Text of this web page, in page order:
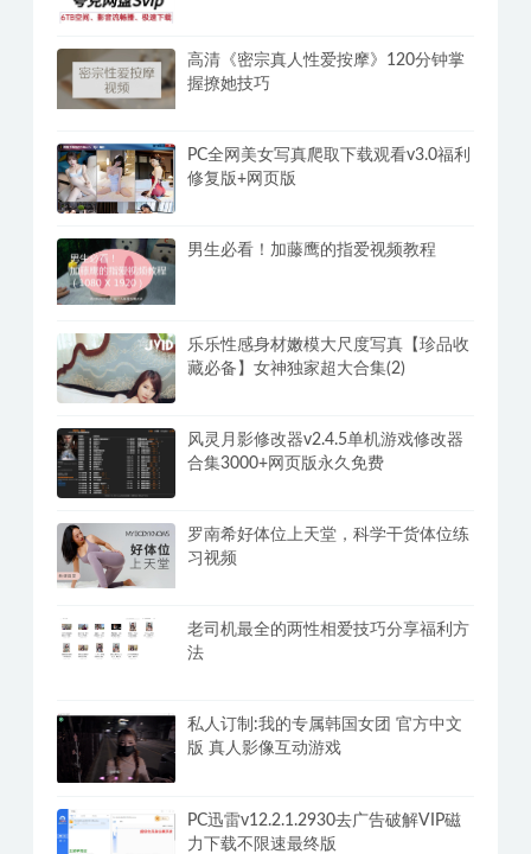
高清《密宗真人性爱按摩》120分钟掌
握撩她技巧
PC全网美女写真爬取下载观看v3.0福利
修复版+网页版
男生必看！加藤鹰的指爱视频教程
乐乐性感身材嫩模大尺度写真【珍品收
藏必备】女神独家超大合集(2)
风灵月影修改器v2.4.5单机游戏修改器
合集3000+网页版永久免费
罗南希好体位上天堂，科学干货体位练
习视频
老司机最全的两性相爱技巧分享福利方
法
私人订制:我的专属韩国女团 官方中文
版 真人影像互动游戏
PC迅雷v12.2.1.2930去广告破解VIP磁
力下载不限速最终版